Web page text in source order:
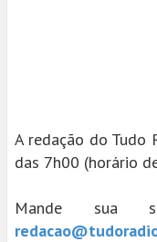
A redação do Tudo
das 7h00 (horário
Mande sua